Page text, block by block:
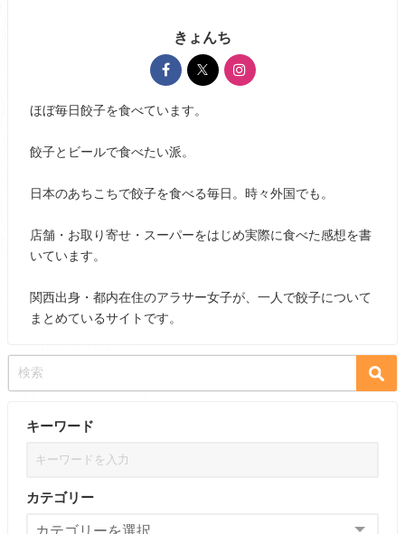
きょんち
ほぼ毎日餃子を食べています。
餃子とビールで食べたい派。
日本のあちこちで餃子を食べる毎日。時々外国でも。
店舗・お取り寄せ・スーパーをはじめ実際に食べた感想を書
いています。
関西出身・都内在住のアラサー女子が、一人で餃子について
まとめているサイトです。
キーワード
カテゴリー